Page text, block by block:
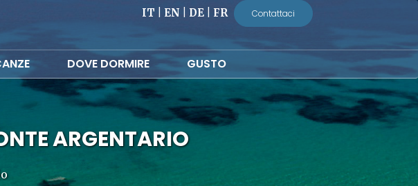
IT EN DE FR Contattaci
DOVE DORMIRE GUSTO
ARGENTARIO